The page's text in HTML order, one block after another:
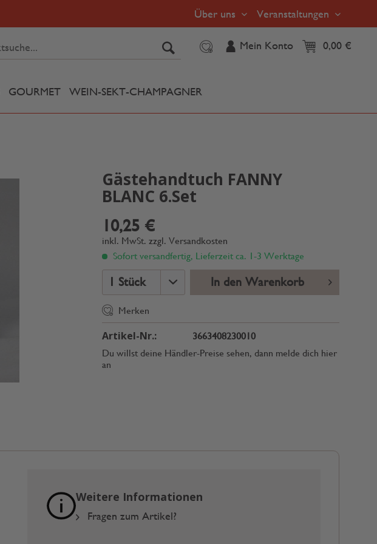
Über uns Veranstaltungen
Mein Konto 0,00 €
GOURMET WEIN-SEKT-CHAMPAGNER
Gästehandtuch FANNY
BLANC 6.Set
10,25 €
inkl. MwSt.zzgl. Versandkosten
Sofort versandfertig, Lieferzeit ca. 1-3 Werktage
In den Warenkorb
Merken
Artikel-Nr.:
3663408230010
Du willst deine Händler-Preise sehen, dann melde dich hier
an
Weitere Informationen
Fragen zum Artikel?